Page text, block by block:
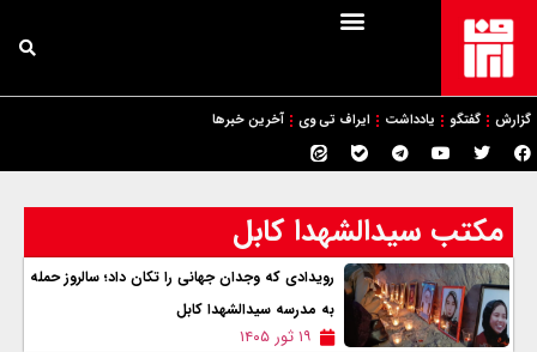
گزارش گفتگو یادداشت ایراف تی وی آخرین خبرها
مکتب سیدالشهدا کابل
رویدادی که وجدان جهانی را تکان داد؛ سالروز حمله
به مدرسه سیدالشهدا کابل
۱۹ ثور ۱۴۰۵